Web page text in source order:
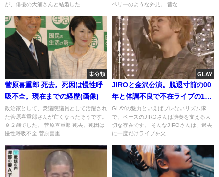
が、俳優の大浦さんと結婚した...
ペリーのような外見。 昔な...
未分類
菅原喜重郎 死去。死因は慢性呼
吸不全。現在までの経歴(画像)
政治家として、衆議院議員として活躍され
た菅原喜重郎さんが亡くなったそうです。
９２歳でした。 菅原喜重郎 死去。死因は
慢性呼吸不全 菅原喜重...
GLAY
JIROと金沢公演。脱退寸前の00
年と体調不良で不在ライブの17
年。病気はない?
GLAYの魅力といえばブレないリズム隊
で、ベースのJIROさんは演奏を支える大
切な存在です。 そんなJIROさんは、過去
に一度だけライブを欠...